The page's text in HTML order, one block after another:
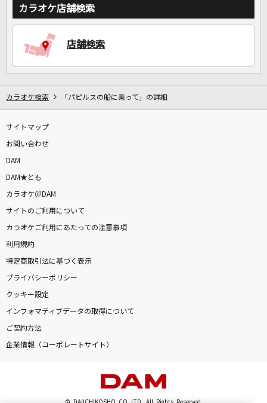
カラオケ店舗検索
店舗検索
カラオケ検索 「パピルスの船に乗って」の詳細
サイトマップ
お問い合わせ
DAM
DAM★とも
カラオケ＠DAM
サイトのご利用について
カラオケご利用にあたっての注意事項
利用規約
特定商取引法に基づく表示
プライバシーポリシー
クッキー設定
インフォマティブデータの取得について
ご契約方法
企業情報（コーポレートサイト）
© DAIICHIKOSHO CO.,LTD. All Rights Reserved.